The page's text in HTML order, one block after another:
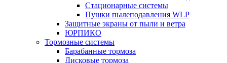
Стационарные системы
Пушки пылеподавления WLP
Защитные экраны от пыли и ветра
ЮРПИКО
Тормозные системы
Барабанные тормоза
Дисковые тормоза